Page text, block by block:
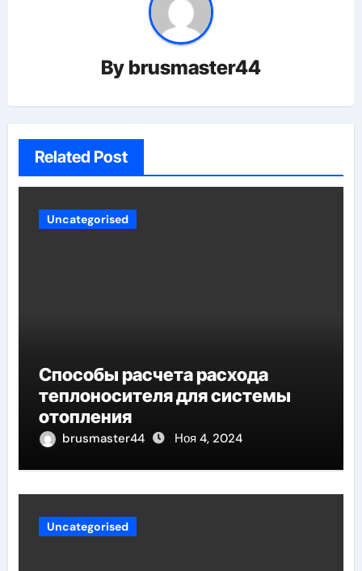
By brusmaster44
Related Post
Uncategorised
Способы расчета расхода
теплоносителя для системы
отопления
brusmaster44 Ноя 4, 2024
Uncategorised